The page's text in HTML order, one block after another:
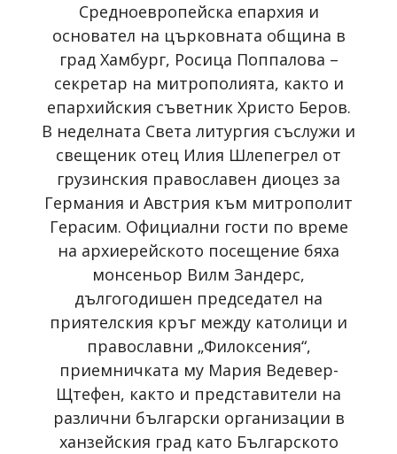
Средноевропейска епархия и
основател на църковната община в
град Хамбург, Росица Поппалова –
секретар на митрополията, както и
епархийския съветник Христо Беров.
В неделната Света литургия съслужи и
свещеник отец Илия Шлепегрел от
грузинския православен диоцез за
Германия и Австрия към митрополит
Герасим. Официални гости по време
на архиерейското посещение бяха
монсеньор Вилм Зандерс,
дългогодишен председател на
приятелския кръг между католици и
православни „Филоксения“,
приемничката му Мария Ведевер-
Щтефен, както и представители на
различни български организации в
ханзейския град като Българското